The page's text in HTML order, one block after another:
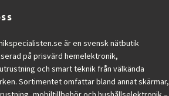
är en svensk nätbutik
på prisvärd hemelektronik,
och smart teknik från välkända
Sortimentet omfattar bland annat skärmar,